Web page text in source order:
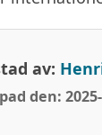
av:
den: